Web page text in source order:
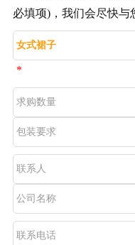
必填项)，我们会尽快与
*